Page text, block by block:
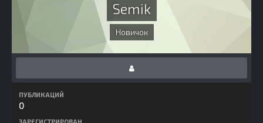
Semik
Новичок
ПУБЛИКАЦИЙ
0